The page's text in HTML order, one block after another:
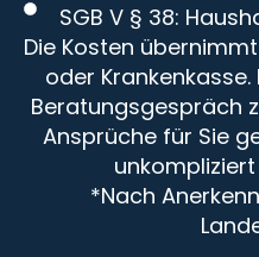
SGB V § 38:
Die Kosten
oder
Beratungsgespräch
Ansprüche für Sie
*Nach